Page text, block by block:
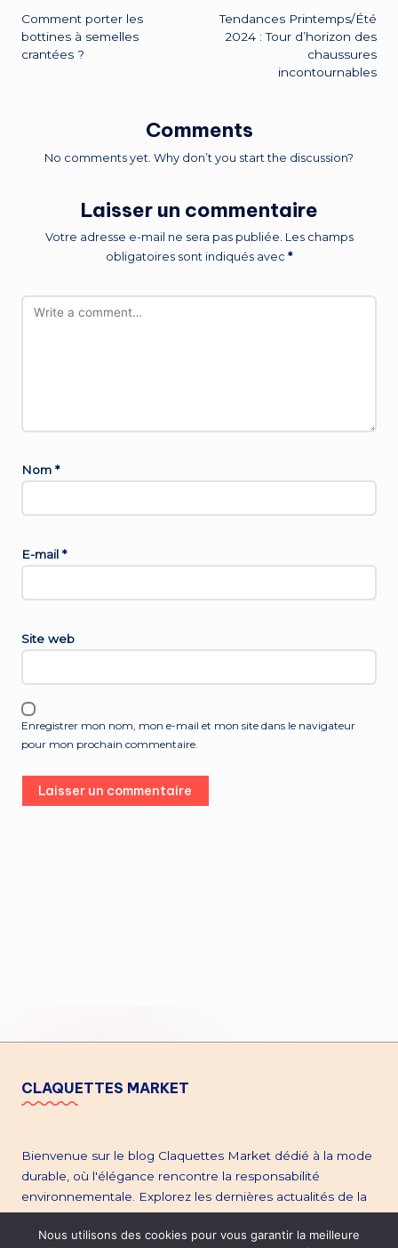
Comment porter les
bottines à semelles
crantées ?
Tendances Printemps/Été
2024 : Tour d’horizon des
chaussures
incontournables
Comments
No comments yet. Why don’t you start the discussion?
Laisser un commentaire
Votre adresse e-mail ne sera pas publiée. Les champs
obligatoires sont indiqués avec *
Nom *
E-mail *
Site web
Enregistrer mon nom, mon e-mail et mon site dans le navigateur
pour mon prochain commentaire.
CLAQUETTES MARKET
Bienvenue sur le blog Claquettes Market dédié à la mode
durable, où l'élégance rencontre la responsabilité
environnementale. Explorez les dernières actualités de la
mode éthique, plongez dans l'univers de la seconde main,
et restez à la pointe des tendances. Découvrez notre site
Nous utilisons des cookies pour vous garantir la meilleure